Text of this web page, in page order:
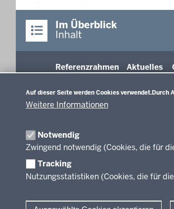
Auf dieser Seite werden Cookies verwendet.Durch
Weitere Informationen
Notwendig
Zwingend notwendig (Cookies, die für
Tracking
Nutzungsstatistiken (Cookies, die für
Im Überblick
Inhalt
Referenzrahmen
NRW
Aktuelles